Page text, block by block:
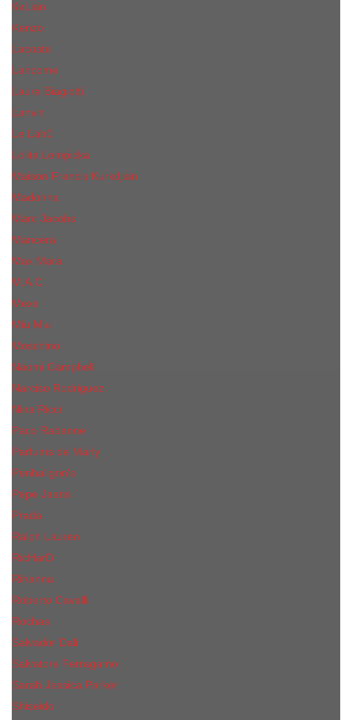
КиLian
Kenzo
Lacoste
Lancome
Laura Biagiotti
Lanvin
Lе Lab0
Lolita Lempicka
Maison Francis Kurkdjian
Madonna
Marc Jacobs
Mancera
Max Mara
M.А.C.
Mexx
Miu Miu
Mоsсhino
Naomi Campbell
Narciso Rodriguez
Nina Ricci
Paco Rabanne
Parfums de Marly
Penhaligon's
Pepe Jeans
Prada
Ralph Lauren
RicHarD
Rihanna
Roberto Cavalli
Rochas
Salvador Dali
Salvatore Ferragamo
Sarah Jessica Parker
Shiseido